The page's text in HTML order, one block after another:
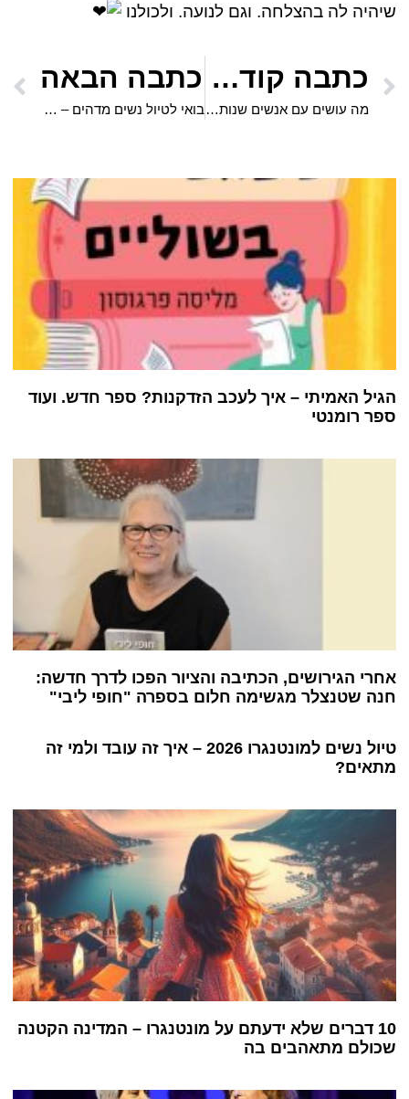
שיהיה לה בהצלחה. וגם לנועה. ולכולנו
כתבה קודמת
מה עושים עם אנשים שנותנים לכם מסרים כפולים?
כתבה הבאה
בואי לטיול נשים מדהים – כריסמס בגאורגיה היפה! נופים, שווקי כריסמס, אוכל מיוחד והמון כיף! 18-22 בדצמבר
הגיל האמיתי – איך לעכב הזדקנות? ספר חדש. ועוד
ספר רומנטי
אחרי הגירושים, הכתיבה והציור הפכו לדרך חדשה:
חנה שטנצלר מגשימה חלום בספרה "חופי ליבי"
טיול נשים למונטנגרו 2026 – איך זה עובד ולמי זה
מתאים?
10 דברים שלא ידעתם על מונטנגרו – המדינה הקטנה
שכולם מתאהבים בה